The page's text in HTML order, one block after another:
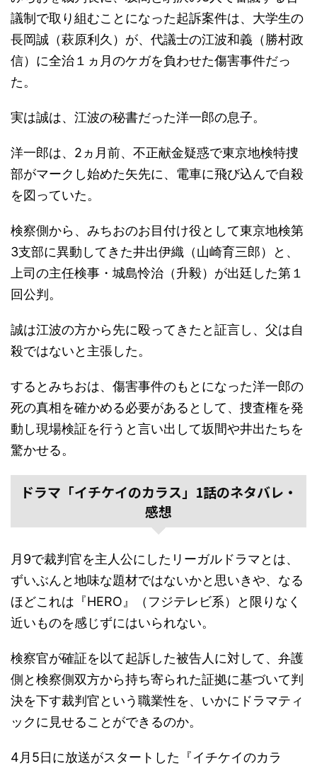
議制で取り組むことになった起訴案件は、大学生の
長岡誠（萩原利久）が、代議士の江波和義（勝村政
信）に全治１ヵ月のケガを負わせた傷害事件だっ
た。
実は誠は、江波の秘書だった洋一郎の息子。
洋一郎は、2ヵ月前、不正献金疑惑で東京地検特捜
部がマークし始めた矢先に、電車に飛び込んで自殺
を図っていた。
検察側から、みちおのお目付け役として東京地検第
3支部に異動してきた井出伊織（山崎育三郎）と、
上司の主任検事・城島怜治（升毅）が出廷した第１
回公判。
誠は江波の方から先に殴ってきたと証言し、父は自
殺ではないと主張した。
するとみちおは、傷害事件のもとになった洋一郎の
死の真相を確かめる必要があるとして、捜査権を発
動し現場検証を行うと言い出して坂間や井出たちを
驚かせる。
ドラマ「イチケイのカラス」1話のネタバレ・
感想
月9で裁判官を主人公にしたリーガルドラマとは、
ずいぶんと地味な題材ではないかと思いきや、なる
ほどこれは『HERO』（フジテレビ系）と限りなく
近いものを感じずにはいられない。
検察官が確証を以て起訴した被告人に対して、弁護
側と検察側双方から持ち寄られた証拠に基づいて判
決を下す裁判官という職業性を、いかにドラマティ
ックに見せることができるのか。
4月5日に放送がスタートした『イチケイのカラ